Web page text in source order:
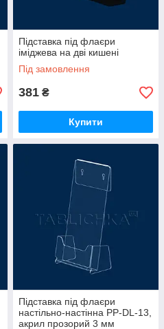
Підставка під флаєри
іміджева на дві кишені
Під замовлення
381 ₴
Купити
Підставка під флаєри
настільно-настінна PP-DL-13,
акрил прозорий 3 мм